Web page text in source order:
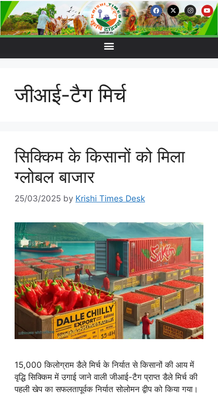
जीआई-टैग मिर्च
सिक्किम के किसानों को मिला
ग्लोबल बाजार
25/03/2025 by Krishi Times Desk
15,000 किलोग्राम डैले मिर्च के निर्यात से किसानों की आय में
वृद्धि सिक्किम में उगाई जाने वाली जीआई-टैग प्राप्त डैले मिर्च की
पहली खेप का सफलतापूर्वक निर्यात सोलोमन द्वीप को किया गया।